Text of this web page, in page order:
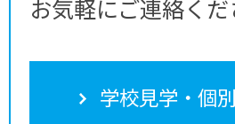
お気軽にご連絡くだ
学校見学・個